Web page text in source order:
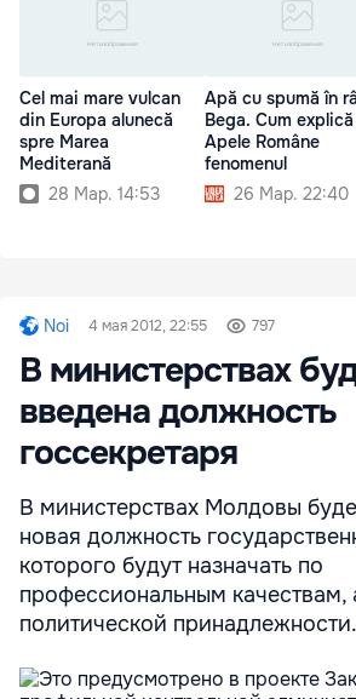
Cel mai mare vulcan
din Europa alunecă
spre Marea
Mediterană
28 Мар. 14:53
Apă cu spumă în
Bega. Cum explică
Apele Române
fenomenul
26 Мар. 22:40
Noi 4 мая 2012, 22:55 797
В министерствах
введена должность
госсекретаря
В министерствах Молдовы
новая должность
которого будут назначать по
профессиональным качествам,
политической принадлежности.